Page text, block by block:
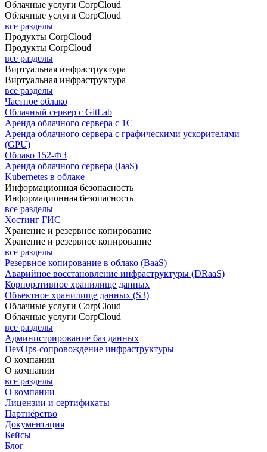
Облачные услуги CorpCloud
Облачные услуги CorpCloud
все разделы
Продукты CorpCloud
Продукты CorpCloud
все разделы
Виртуальная инфраструктура
Виртуальная инфраструктура
все разделы
Частное облако
Облачный сервер с GitLab
Аренда облачного сервера с 1С
Аренда облачного сервера с графическими ускорителями
(GPU)
Облако 152-ФЗ
Аренда облачного сервера (IaaS)
Kubernetes в облаке
Информационная безопасность
Информационная безопасность
все разделы
Хостинг ГИС
Хранение и резервное копирование
Хранение и резервное копирование
все разделы
Резервное копирование в облако (BaaS)
Аварийное восстановление инфраструктуры (DRaaS)
Корпоративное хранилище данных
Объектное хранилище данных (S3)
Облачные услуги CorpCloud
Облачные услуги CorpCloud
все разделы
Администрирование баз данных
DevOps-сопровождение инфраструктуры
О компании
О компании
все разделы
О компании
Лицензии и сертификаты
Партнёрство
Документация
Кейсы
Блог